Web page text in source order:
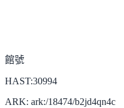
館號
HAST:30994
ARK: ark:/18474/b2jd4qn4c